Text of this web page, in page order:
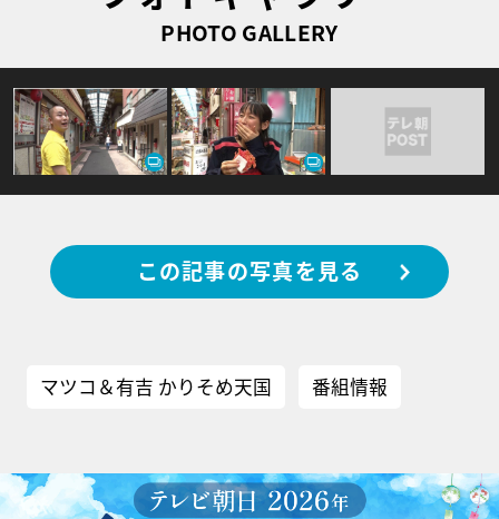
PHOTO GALLERY
この記事の写真を見る
マツコ＆有吉 かりそめ天国 番組情報